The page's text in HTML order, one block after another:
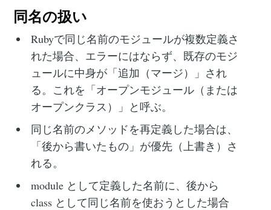
同名の扱い
Rubyで同じ名前のモジュールが複数定義さ
れた場合、エラーにはならず、既存のモジ
ュールに中身が「追加（マージ）」され
る。これを「オープンモジュール（または
オープンクラス）」と呼ぶ。
同じ名前のメソッドを再定義した場合は、
「後から書いたもの」が優先（上書き）さ
れる。
module として定義した名前に、後から
class として同じ名前を使おうとした場合